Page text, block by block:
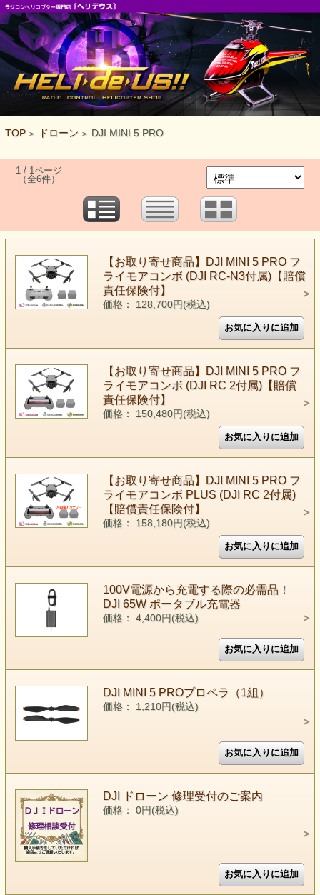
TOP > ドローン > DJI MINI 5 PRO
1 / 1ページ
（全6件）
【お取り寄せ商品】DJI MINI 5 PRO フ
ライモアコンボ (DJI RC-N3付属)【賠償
責任保険付】
価格： 128,700円(税込)
【お取り寄せ商品】DJI MINI 5 PRO フ
ライモアコンボ (DJI RC 2付属)【賠償
責任保険付】
価格： 150,480円(税込)
【お取り寄せ商品】DJI MINI 5 PRO フ
ライモアコンボ PLUS (DJI RC 2付属)
【賠償責任保険付】
価格： 158,180円(税込)
100V電源から充電する際の必需品！
DJI 65W ポータブル充電器
価格： 4,400円(税込)
DJI MINI 5 PROプロペラ（1組）
価格： 1,210円(税込)
DJI ドローン 修理受付のご案内
価格： 0円(税込)